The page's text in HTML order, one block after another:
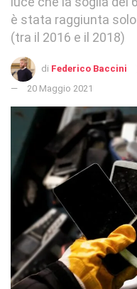
è stata raggiunta solo
(tra il 2016 e il 2018)
di Federico Baccini
20 Maggio 2021